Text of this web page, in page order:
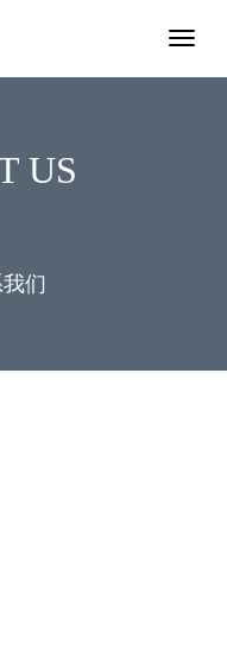
US
们